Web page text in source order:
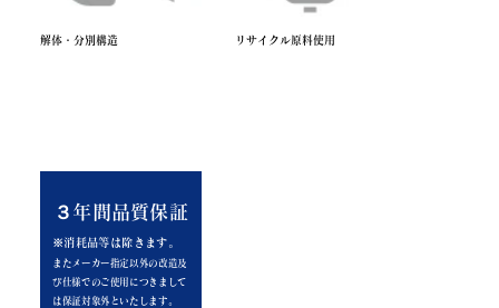
解体・分別構造 リサイクル原料使用
３年間​品質保証
※消耗品等は除きます。
またメーカー指定以外の改造及
び仕様でのご使用につきまして
は保証対象外といたします。